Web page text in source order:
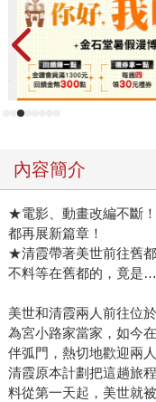
內容簡介
★電影、動畫改編不斷
都再展新篇章！
★清霞帶著美世前往舊
不料等在舊都的，竟是
美世和清霞兩人前往位
為宮小路家當家，如今
伴弧門，熱切地歡迎兩人
清霞原本計劃把這趟旅
料從第一天起，美世就